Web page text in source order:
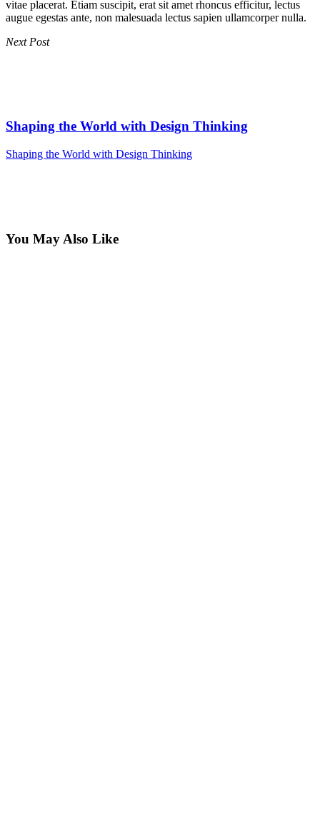
vitae placerat. Etiam suscipit, erat sit amet rhoncus efficitur, lectus
augue egestas ante, non malesuada lectus sapien ullamcorper nulla.
Next Post
Shaping the World with Design Thinking
Shaping the World with Design Thinking
You May Also Like